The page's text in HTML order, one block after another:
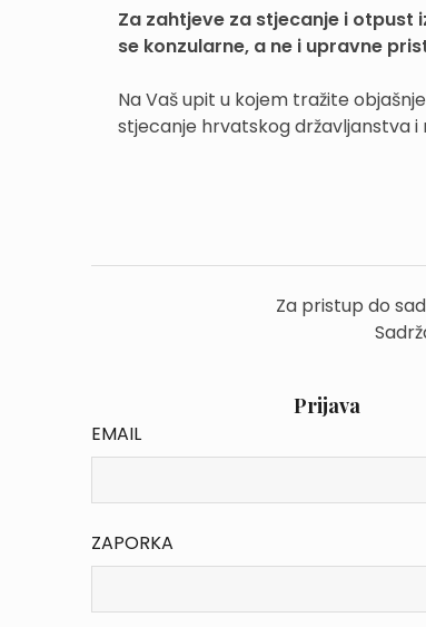
Za zahtjeve za stjecanje i
se konzularne, a ne i upravne
Na Vaš upit u kojem tražite
stjecanje hrvatskog državljanstva i
Za pristup do
Prijava
EMAIL
ZAPORKA